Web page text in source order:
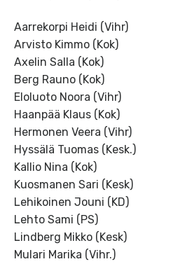
Aarrekorpi Heidi (Vihr)
Arvisto Kimmo (Kok)
Axelin Salla (Kok)
Berg Rauno (Kok)
Eloluoto Noora (Vihr)
Haanpää Klaus (Kok)
Hermonen Veera (Vihr)
Hyssälä Tuomas (Kesk.)
Kallio Nina (Kok)
Kuosmanen Sari (Kesk)
Lehikoinen Jouni (KD)
Lehto Sami (PS)
Lindberg Mikko (Kesk)
Mulari Marika (Vihr.)